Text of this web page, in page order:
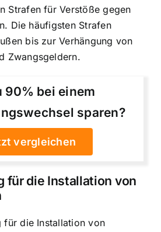
Strafen für Verstöße gegen
Die häufigsten Strafen
bis zur Verhängung von
Zwangsgeldern.
90% bei einem
sparen?
vergleichen
für die Installation von
für die Installation von